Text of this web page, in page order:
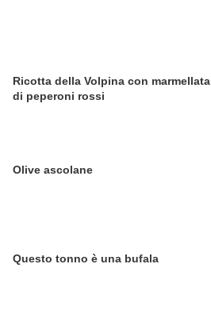
Ricotta della Volpina con marmellata
di peperoni rossi
Olive ascolane
Questo tonno è una bufala